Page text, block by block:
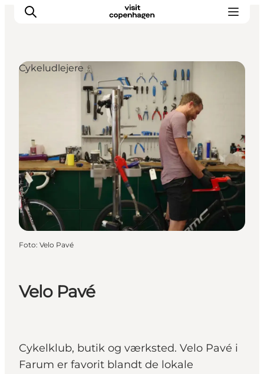
This is Copenhagen
Spis & drik
Områder
Planlæg din tur
CopenPay
Copenhagen Card
Velo Pavé
Cykelklub, butik og værksted. Velo Pavé i
Farum er favorit blandt de lokale
Cykeludlejere
Foto: Velo Pavé